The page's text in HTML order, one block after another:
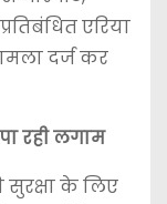
एरिया
दर्ज कर
रही लगाम
के लिए